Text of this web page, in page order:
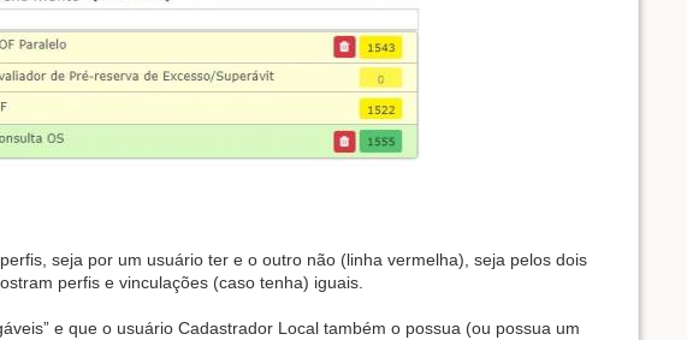
seja por um usuário ter e o outro não (linha vermelha), seja pelos dois
perfis e vinculações (caso tenha) iguais.
e que o usuário Cadastrador Local também o possua (ou possua um